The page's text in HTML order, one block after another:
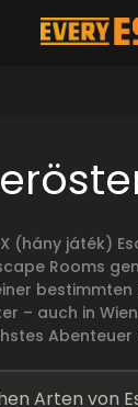
(hány játék)
Rooms
– auch in
Abenteuer